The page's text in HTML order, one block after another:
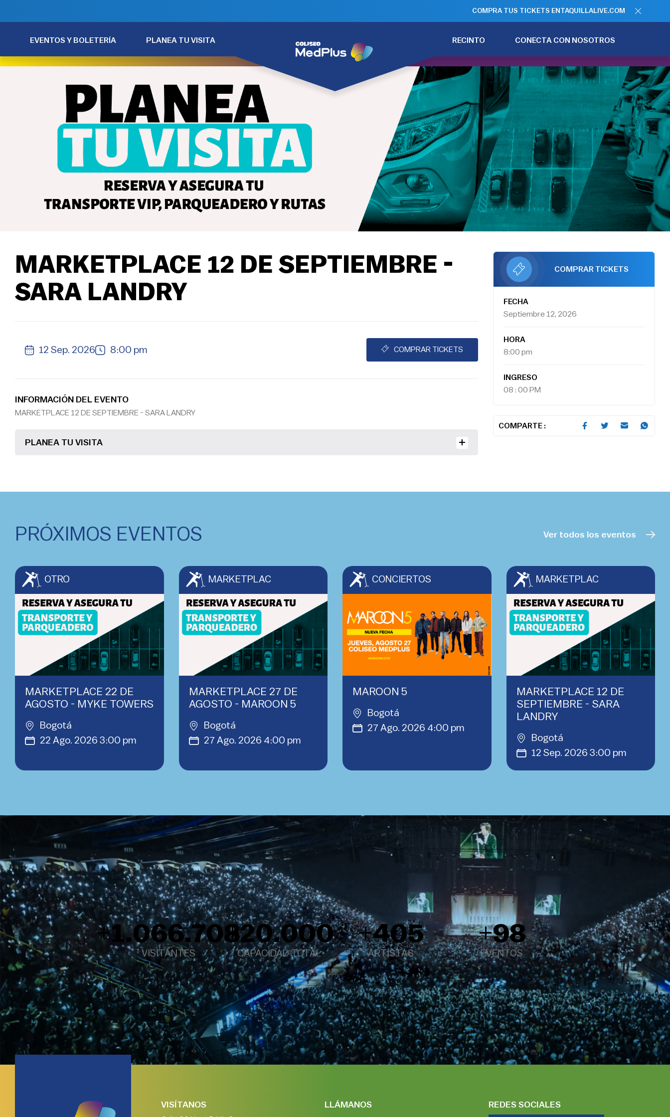
COMPRA TUS TICKETS EN TAQUILLALIVE.COM
EVENTOS Y BOLETERÍA PLANEA TU VISITA RECINTO CONECTA CON NOSOTROS
MARKETPLACE 12 DE SEPTIEMBRE -
SARA LANDRY
12 Sep. 2026 8:00 pm COMPRAR TICKETS
INFORMACIÓN DEL EVENTO
MARKETPLACE 12 DE SEPTIEMBRE - SARA LANDRY
PLANEA TU VISITA
COMPRAR TICKETS
FECHA
Septiembre 12, 2026
HORA
8:00 pm
INGRESO
08 : 00 PM
COMPARTE :
PRÓXIMOS EVENTOS Ver todos los eventos
OTRO
MARKETPLACE 22 DE
AGOSTO - MYKE TOWERS
Bogotá
22 Ago. 2026 3:00 pm
MARKETPLAC
MARKETPLACE 27 DE
AGOSTO - MAROON 5
Bogotá
27 Ago. 2026 4:00 pm
CONCIERTOS
MAROON 5
Bogotá
27 Ago. 2026 4:00 pm
MARKETPLAC
MARKETPLACE 12 DE
SEPTIEMBRE - SARA
LANDRY
Bogotá
12 Sep. 2026 3:00 pm
+1.097.418
VISITANTES
+20.000
CAPACIDAD TOTAL
+405
ARTISTAS
+98
EVENTOS
VISÍTANOS LLÁMANOS REDES SOCIALES